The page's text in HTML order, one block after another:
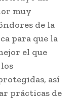
muy
de la
para que la
el que
así
prácticas de